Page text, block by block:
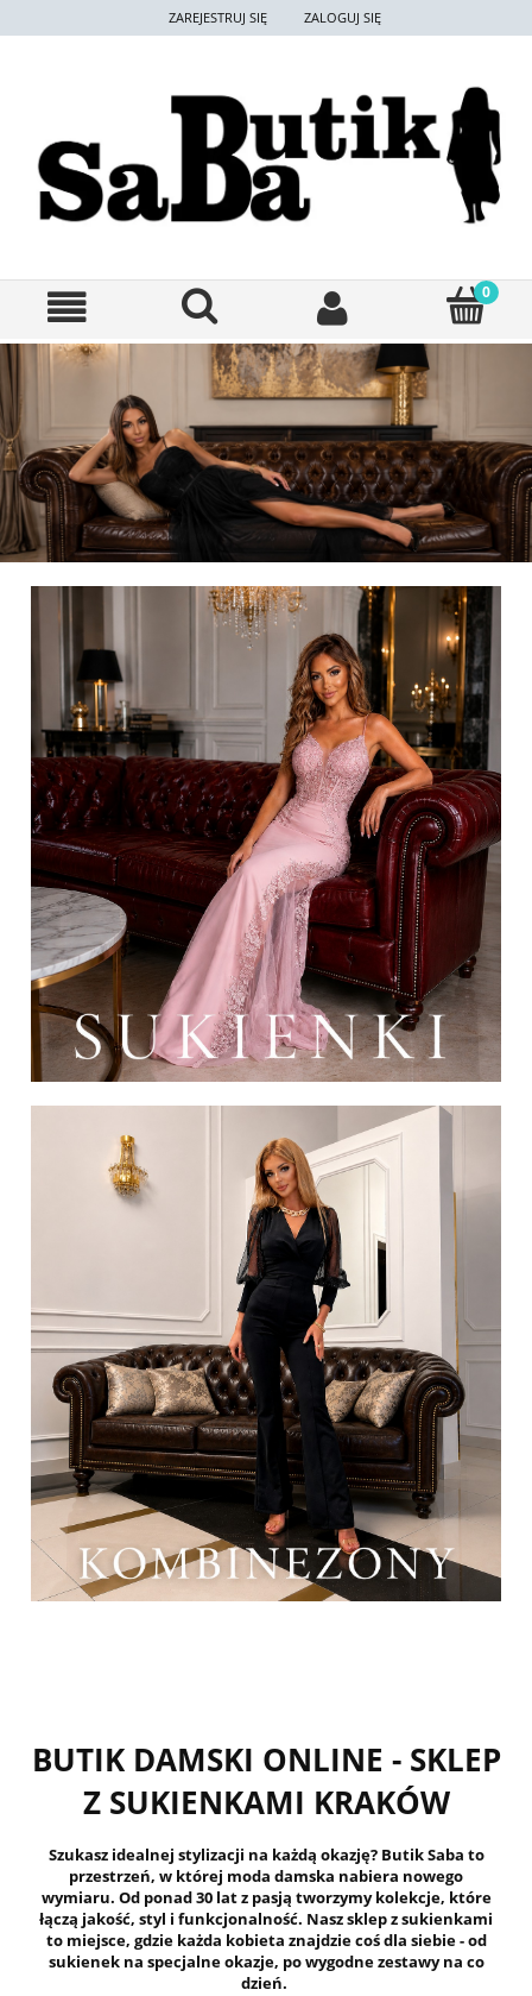
ZAREJESTRUJ SIĘ ZALOGUJ SIĘ
BUTIK DAMSKI ONLINE - SKLEP
Z SUKIENKAMI KRAKÓW
Szukasz idealnej stylizacji na każdą okazję? Butik Saba to
przestrzeń, w której moda damska nabiera nowego
wymiaru. Od ponad 30 lat z pasją tworzymy kolekcje, które
łączą jakość, styl i funkcjonalność. Nasz sklep z sukienkami
to miejsce, gdzie każda kobieta znajdzie coś dla siebie - od
sukienek na specjalne okazje, po wygodne zestawy na co
dzień.